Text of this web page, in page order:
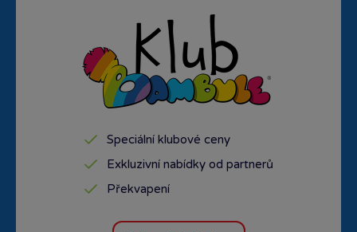
Speciální klubové ceny
Exkluzivní nabídky od partnerů
Překvapení